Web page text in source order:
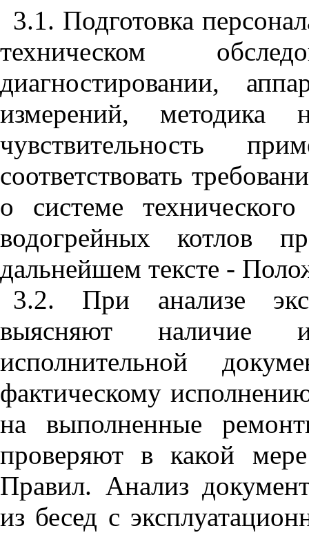
3.1. Подготовка
техническом
диагностировании,
измерений, методика
чувствительность
соответствовать
о системе
водогрейных котлов
дальнейшем тексте -
3.2. При анализе
выясняют наличие
исполнительной
фактическому
на выполненные
проверяют в какой
Правил. Анализ
из бесед с